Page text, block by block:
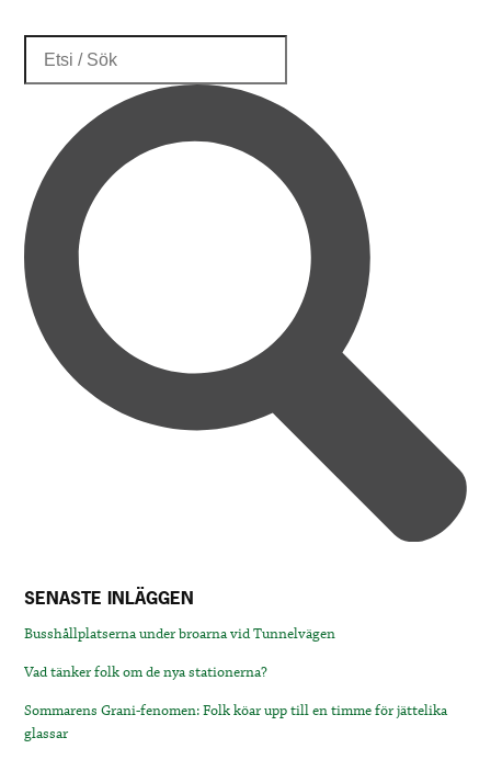
SENASTE INLÄGGEN
Busshållplatserna under broarna vid Tunnelvägen
Vad tänker folk om de nya stationerna?
Sommarens Grani-fenomen: Folk köar upp till en timme för jättelika
glassar